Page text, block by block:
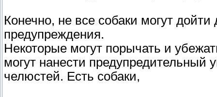
Конечно, не все собаки могут дойти
предупреждения.
Некоторые могут порычать и
могут нанести предупредительный
челюстей. Есть собаки,